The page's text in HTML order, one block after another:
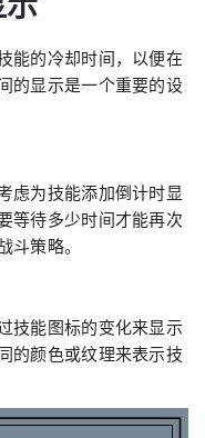
能的冷却时间，以便在
的显示是一个重要的设
虑为技能添加倒计时显
等待多少时间才能再次
斗策略。
技能图标的变化来显示
的颜色或纹理来表示技